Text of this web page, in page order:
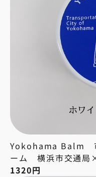
Yokohama Balm
ーム 横浜市交通局×
1320円